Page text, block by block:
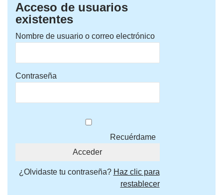
Acceso de usuarios
existentes
Nombre de usuario o correo electrónico
Contraseña
Recuérdame
¿Olvidaste tu contraseña? Haz clic para
restablecer